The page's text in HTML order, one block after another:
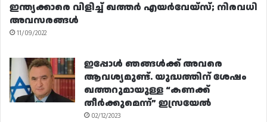
ഇന്ത്യക്കാരെ വിളിച്ച് ഖത്തർ എയർവേയ്‌സ്; നിരവധി
അവസരങ്ങൾ
11/09/2022
ഇപ്പോൾ ഞങ്ങൾക്ക് അവരെ
ആവശ്യമുണ്ട്. യുദ്ധത്തിന് ശേഷം
ഖത്തറുമായുള്ള “കണക്ക്
തീർക്കുമെന്ന്” ഇസ്രയേൽ
02/12/2023